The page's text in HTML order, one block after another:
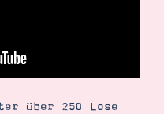
über 250 Lose